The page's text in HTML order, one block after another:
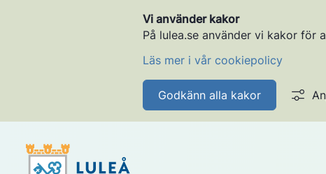
Vi använder kakor
På lulea.se använder vi kakor
Läs mer i vår cookiepolicy
Godkänn alla kakor